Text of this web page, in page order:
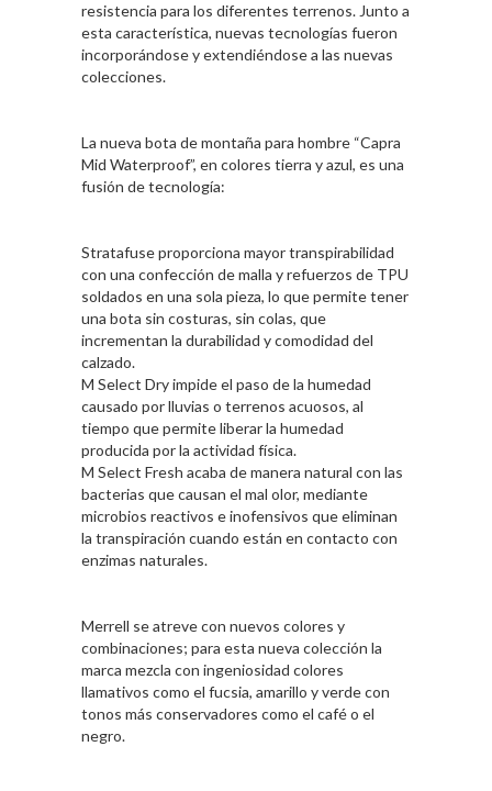
resistencia para los diferentes terrenos. Junto a
esta característica, nuevas tecnologías fueron
incorporándose y extendiéndose a las nuevas
colecciones.
La nueva bota de montaña para hombre “Capra
Mid Waterproof”, en colores tierra y azul, es una
fusión de tecnología:
Stratafuse proporciona mayor transpirabilidad
con una confección de malla y refuerzos de TPU
soldados en una sola pieza, lo que permite tener
una bota sin costuras, sin colas, que
incrementan la durabilidad y comodidad del
calzado.
M Select Dry impide el paso de la humedad
causado por lluvias o terrenos acuosos, al
tiempo que permite liberar la humedad
producida por la actividad física.
M Select Fresh acaba de manera natural con las
bacterias que causan el mal olor, mediante
microbios reactivos e inofensivos que eliminan
la transpiración cuando están en contacto con
enzimas naturales.
Merrell se atreve con nuevos colores y
combinaciones; para esta nueva colección la
marca mezcla con ingeniosidad colores
llamativos como el fucsia, amarillo y verde con
tonos más conservadores como el café o el
negro.